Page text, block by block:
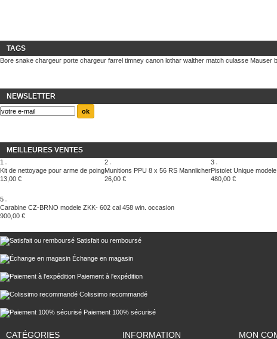
TAGS
Bore snake chargeur porte chargeur farrel timney canon lothar walther match culasse Mauser
NEWSLETTER
MEILLEURES VENTES
1
Kit de nettoyage pour arme de poing
13,00 €
2
Munitions PPU 8 x 56 RS Mannlicher
26,00 €
3
Pistolet Unique
480,00 €
5
Carabine CZ-BRNO modele ZKK- 602 cal 458 win. occasion
900,00 €
Satisfait ou remboursé
Échange en magasin
Paiement à l'expédition
Colissimo recommandé
Paiement 100% sécurisé
CATÉGORIES INFORMATION MON